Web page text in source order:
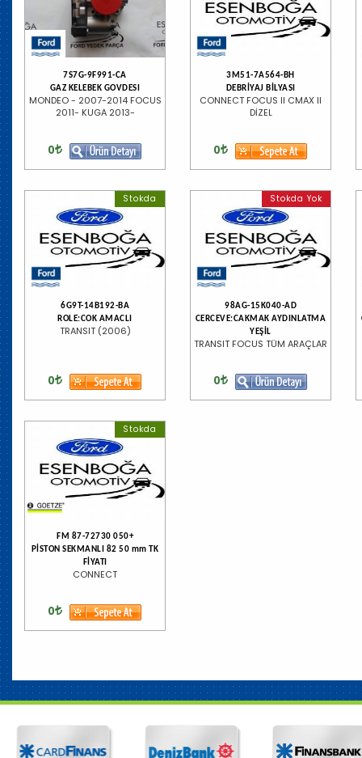
7S7G-9F991-CA
GAZ KELEBEK GOVDESI
MONDEO - 2007-2014 FOCUS
2011- KUGA 2013-
0
3M51-7A564-BH
DEBRİYAJ BİLYASI
CONNECT FOCUS II CMAX II
DİZEL
0
Stokda
6G9T-14B192-BA
ROLE:COK AMACLI
TRANSIT (2006)
0
Stokda Yok
98AG-15K040-AD
CERCEVE:CAKMAK AYDINLATMA
YEŞİL
TRANSIT FOCUS TÜM ARAÇLAR
0
Stokda
FM 87-72730 050+
PİSTON SEKMANLI 82 50 mm TK
FİYATI
CONNECT
0